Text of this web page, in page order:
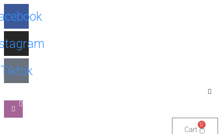
Facebook
Instagram
Tiktok
Cart